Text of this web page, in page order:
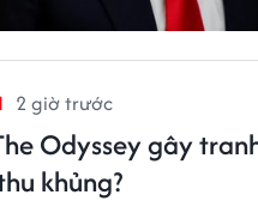
2 giờ trước
Odyssey gây
khủng?